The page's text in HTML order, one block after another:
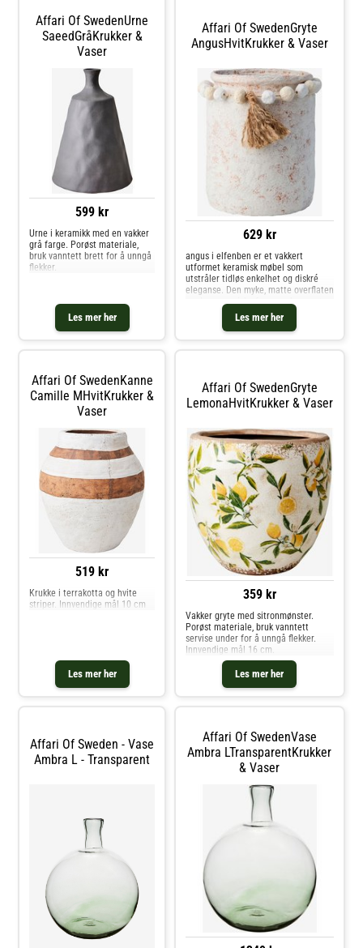
Affari Of SwedenUrne
SaeedGråKrukker &
Vaser
599 kr
Les mer her
Urne i keramikk med en vakker
grå farge. Porøst materiale,
bruk vanntett brett for å unngå
flekker.
Affari Of SwedenGryte
AngusHvitKrukker & Vaser
629 kr
Les mer her
angus i elfenben er et vakkert
utformet keramisk møbel som
utstråler tidløs enkelhet og diskré
eleganse. Den myke, matte overflaten
og den organiske formen skaper et
rolig og harmonisk uttrykk som
passer perfekt til både moderne og
klassisk interiør.
Affari Of SwedenKanne
Camille MHvitKrukker &
Vaser
519 kr
Les mer her
Krukke i terrakotta og hvite
striper. Innvendige mål 10 cm
Affari Of SwedenGryte
LemonaHvitKrukker & Vaser
359 kr
Les mer her
Vakker gryte med sitronmønster.
Porøst materiale, bruk vanntett
servise under for å unngå flekker.
Innvendige mål 16 cm.
Affari Of Sweden - Vase
Ambra L - Transparent
Affari Of SwedenVase
Ambra LTransparentKrukker
& Vaser